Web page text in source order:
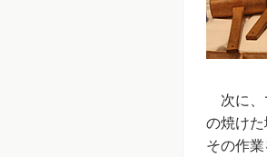
次に、
の焼け
その作